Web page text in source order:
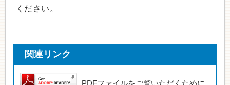
ください。
関連リンク
PDFファイルをご覧いただくために